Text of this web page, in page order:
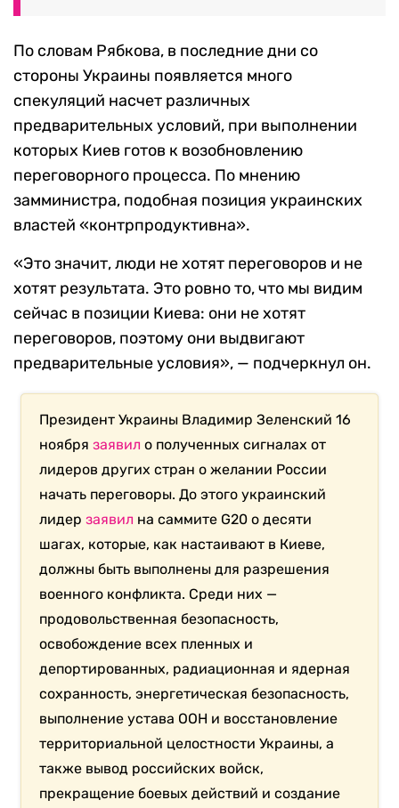
По словам Рябкова, в последние дни со
стороны Украины появляется много
спекуляций насчет различных
предварительных условий, при выполнении
которых Киев готов к возобновлению
переговорного процесса. По мнению
замминистра, подобная позиция украинских
властей «контрпродуктивна».
«Это значит, люди не хотят переговоров и не
хотят результата. Это ровно то, что мы видим
сейчас в позиции Киева: они не хотят
переговоров, поэтому они выдвигают
предварительные условия», — подчеркнул он.
Президент Украины Владимир Зеленский 16
ноябрязаявил о полученных сигналах от
лидеров других стран о желании России
начать переговоры. До этого украинский
лидерзаявил на саммите G20 о десяти
шагах, которые, как настаивают в Киеве,
должны быть выполнены для разрешения
военного конфликта. Среди них —
продовольственная безопасность,
освобождение всех пленных и
депортированных, радиационная и ядерная
сохранность, энергетическая безопасность,
выполнение устава ООН и восстановление
территориальной целостности Украины, а
также вывод российских войск,
прекращение боевых действий и создание